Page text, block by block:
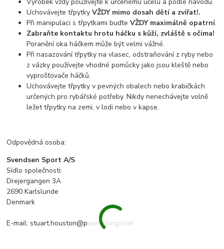
Výrobek vždy používejte k určenému účelu a podle návodu.
Uchovávejte třpytkyVŽDY mimo dosah dětí a zvířat!.
Při manipulaci s třpytkami buďteVŽDY maximálně opatrní.
Zabraňte kontaktu hrotu háčku s kůží, zvláště s očima!
Poranění oka háčkem může být velmi vážné.
Při nasazování třpytky na vlasec, odstraňování z ryby nebo
z vázky používejte vhodné pomůcky jako jsou kleště nebo
vyprošťovače háčků.
Uchovávejte třpytky v pevných obalech nebo krabičkách
určených pro rybářské potřeby. Nikdy nenechávejte volně
ležet třpytky na zemi, v lodi nebo v kapse.
Odpovědná osoba:
Svendsen Sport A/S
Sídlo společnosti:
Drejergangen 3A
2690 Karlslunde
Denmark
E-mail: stuart.houston@purefishing.com